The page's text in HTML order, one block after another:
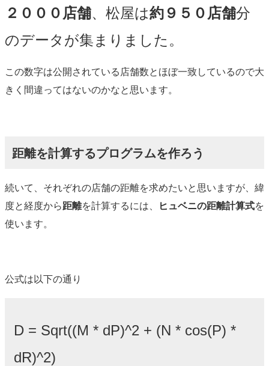
２０００店舗、松屋は約９５０店舗分
のデータが集まりました。
この数字は公開されている店舗数とほぼ一致しているので大
きく間違ってはないのかなと思います。
距離を計算するプログラムを作ろう
続いて、それぞれの店舗の距離を求めたいと思いますが、緯
度と経度から距離を計算するには、 ヒュベニの距離計算式を
使います。
公式は以下の通り
D = Sqrt((M * dP)^2 + (N * cos(P) *
dR)^2)